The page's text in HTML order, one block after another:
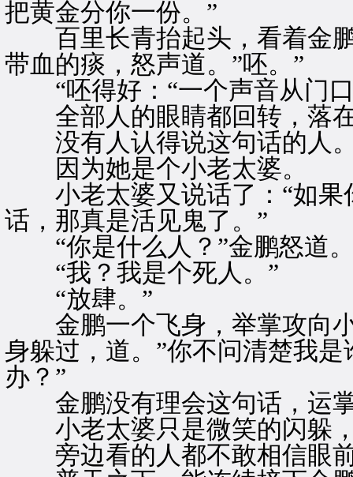
把黄金分你一份。”
百里长青抬起头，看着金鹏
带血的痰，怒声道。”呸。”
“呸得好：“一个声音从门
全部人的眼睛都回转，落在
没有人认得说这句话的人
因为她是个小老太婆。
小老太婆又说话了：“如果
话，那真是活见鬼了。”
“你是什么人？”金鹏怒道
“我？我是个死人。”
“放肆。”
金鹏一个飞身，举掌攻向小
身躲过，道。”你不问清楚我
办？”
金鹏没有理会这句话，运掌
小老太婆只是微笑的闪躲，
旁边看的人都不敢相信眼